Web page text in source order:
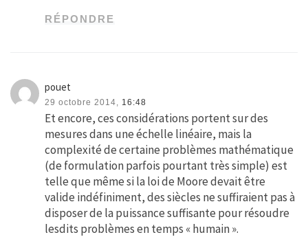
RÉPONDRE
pouet
29 octobre 2014, 16:48
Et encore, ces considérations portent sur des
mesures dans une échelle linéaire, mais la
complexité de certaine problèmes mathématique
(de formulation parfois pourtant très simple) est
telle que même si la loi de Moore devait être
valide indéfiniment, des siècles ne suffiraient pas à
disposer de la puissance suffisante pour résoudre
lesdits problèmes en temps « humain ».